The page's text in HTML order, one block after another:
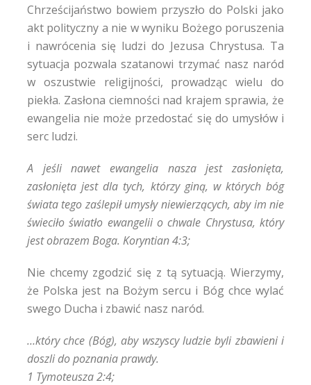
Chrześcijaństwo bowiem przyszło do Polski jako
akt polityczny a nie w wyniku Bożego poruszenia
i nawrócenia się ludzi do Jezusa Chrystusa. Ta
sytuacja pozwala szatanowi trzymać nasz naród
w oszustwie religijności, prowadząc wielu do
piekła. Zasłona ciemności nad krajem sprawia, że
ewangelia nie może przedostać się do umysłów i
serc ludzi.
A jeśli nawet ewangelia nasza jest zasłonięta,
zasłonięta jest dla tych, którzy giną, w których bóg
świata tego zaślepił umysły niewierzących, aby im nie
świeciło światło ewangelii o chwale Chrystusa, który
jest obrazem Boga. Koryntian 4:3;
Nie chcemy zgodzić się z tą sytuacją. Wierzymy,
że Polska jest na Bożym sercu i Bóg chce wylać
swego Ducha i zbawić nasz naród.
…który chce (Bóg), aby wszyscy ludzie byli zbawieni i
doszli do poznania prawdy.
1 Tymoteusza 2:4;